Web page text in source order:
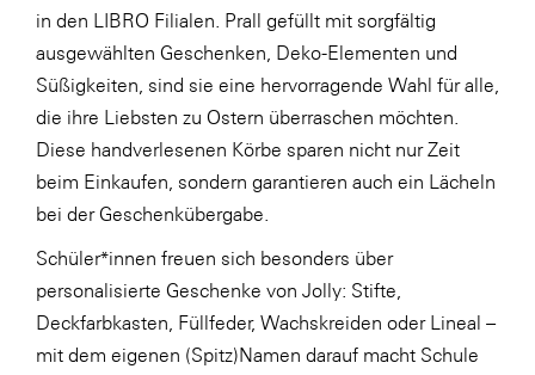
sebamed
SeneCura
SERVICE&MORE
SKINUANCE®
Somfy
Sony DADC
SPIEGLTEC
STIHL Tirol
Trend Micro
in den LIBRO Filialen. Prall gefüllt mit sorgfältig
ausgewählten Geschenken, Deko-Elementen und
Süßigkeiten, sind sie eine hervorragende Wahl für alle,
die ihre Liebsten zu Ostern überraschen möchten.
Diese handverlesenen Körbe sparen nicht nur Zeit
beim Einkaufen, sondern garantieren auch ein Lächeln
bei der Geschenkübergabe.
Schüler*innen freuen sich besonders über
personalisierte Geschenke von Jolly: Stifte,
Deckfarbkasten, Füllfeder, Wachskreiden oder Lineal –
mit dem eigenen (Spitz)Namen darauf macht Schule